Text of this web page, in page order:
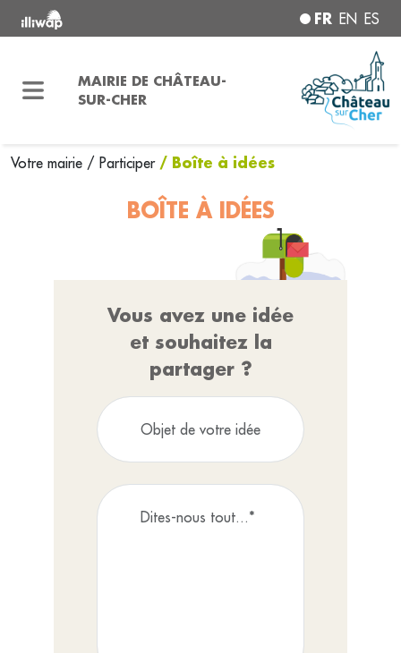
FR EN ES
MAIRIE DE CHÂTEAU-
SUR-CHER
Votre mairie / Participer / Boîte à idées
BOÎTE À IDÉES
Vous avez une idée
et souhaitez la
partager ?